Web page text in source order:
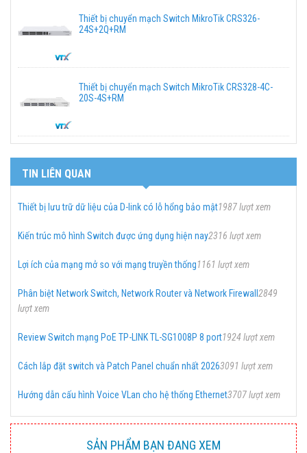
Thiết bị chuyển mạch Switch MikroTik CRS326-
24S+2Q+RM
Thiết bị chuyển mạch Switch MikroTik CRS328-4C-
20S-4S+RM
TIN LIÊN QUAN
Thiết bị lưu trữ dữ liệu của D-link có lỗ hổng bảo mật1987 lượt xem
Kiến trúc mô hình Switch được ứng dụng hiện nay2316 lượt xem
Lợi ích của mạng mở so với mạng truyền thống1161 lượt xem
Phân biệt Network Switch, Network Router và Network Firewall 2849
lượt xem
Review Switch mạng PoE TP-LINK TL-SG1008P 8 port1924 lượt xem
Cách lắp đặt switch và Patch Panel chuẩn nhất 20263091 lượt xem
Hướng dẫn cấu hình Voice VLan cho hệ thống Ethernet3707 lượt xem
SẢN PHẨM BẠN ĐANG XEM